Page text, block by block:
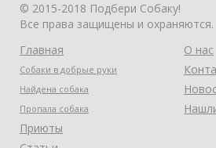
© 2015-2018 Подбери Собаку!
Все права защищены и охраняются.
Главная
Собаки в добрые руки
Найдена собака
Пропала собака
Приюты
О нас